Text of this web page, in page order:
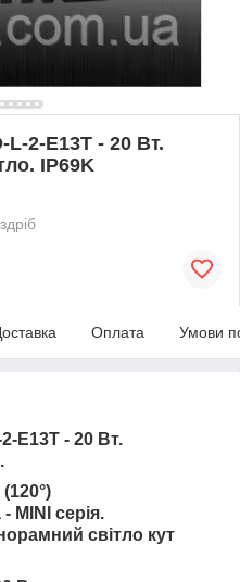
2-E13T - 20 Вт.
IP69K
Оплата Умови
E13T - 20 Вт.
MINI серія.
світло кут